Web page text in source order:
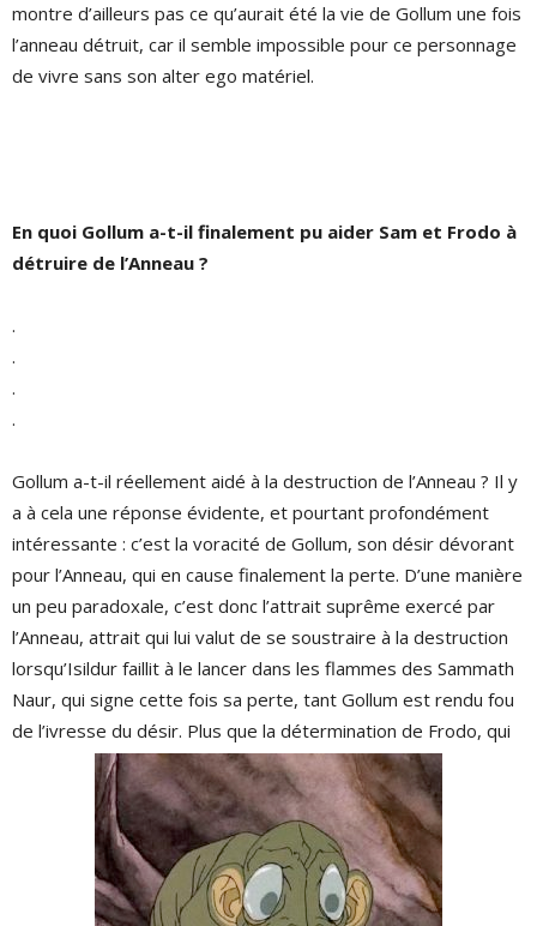
montre d’ailleurs pas ce qu’aurait été la vie de Gollum une fois
l’anneau détruit, car il semble impossible pour ce personnage
de vivre sans son alter ego matériel.
En quoi Gollum a-t-il finalement pu aider Sam et Frodo à
détruire de l’Anneau ?
.
.
.
.
Gollum a-t-il réellement aidé à la destruction de l’Anneau ? Il y
a à cela une réponse évidente, et pourtant profondément
intéressante : c’est la voracité de Gollum, son désir dévorant
pour l’Anneau, qui en cause finalement la perte. D’une manière
un peu paradoxale, c’est donc l’attrait suprême exercé par
l’Anneau, attrait qui lui valut de se soustraire à la destruction
lorsqu’Isildur faillit à le lancer dans les flammes des Sammath
Naur, qui signe cette fois sa perte, tant Gollum est rendu fou
de l’ivresse du désir. Plus que la détermination de Frodo, qui